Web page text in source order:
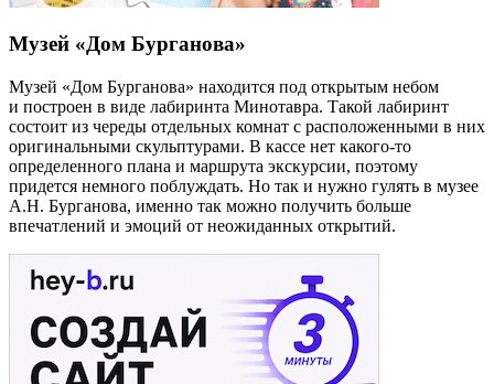
Музей «Дом Бурганова»
Музей «Дом Бурганова» находится под открытым небом
и построен в виде лабиринта Минотавра. Такой лабиринт
состоит из череды отдельных комнат с расположенными в них
оригинальными скульптурами. В кассе нет какого-то
определенного плана и маршрута экскурсии, поэтому
придется немного поблуждать. Но так и нужно гулять в музее
А.Н. Бурганова, именно так можно получить больше
впечатлений и эмоций от неожиданных открытий.